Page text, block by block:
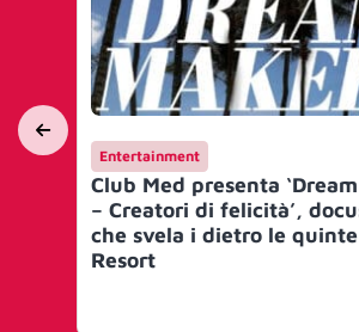
Entertainment
Club Med presenta
– Creatori di felicità’,
che svela i dietro le
Resort